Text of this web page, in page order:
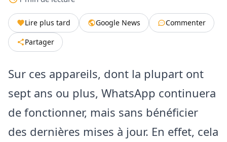
Lire plus tard Google News
Commenter
Partager
Sur ces appareils, dont la plupart ont
sept ans ou plus, WhatsApp continuera
de fonctionner, mais sans bénéficier
des dernières mises à jour. En effet, cela